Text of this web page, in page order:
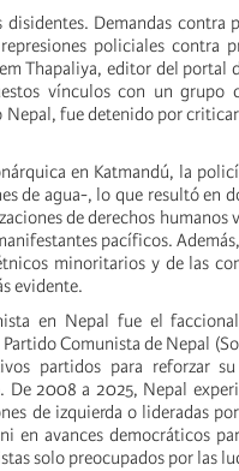
Demandas contra
policiales contra
Thapaliya, editor del portal
vínculos con un grupo
fue detenido por criticar
en Katmandú, la
de agua-, lo que resultó en
de derechos humanos
pacíficos.
minoritarios y de las
evidente.
en Nepal fue el
Comunista de Nepal
partidos para reforzar
2008 a 2025, Nepal
de izquierda o lideradas
en avances democráticos
solo preocupados por las